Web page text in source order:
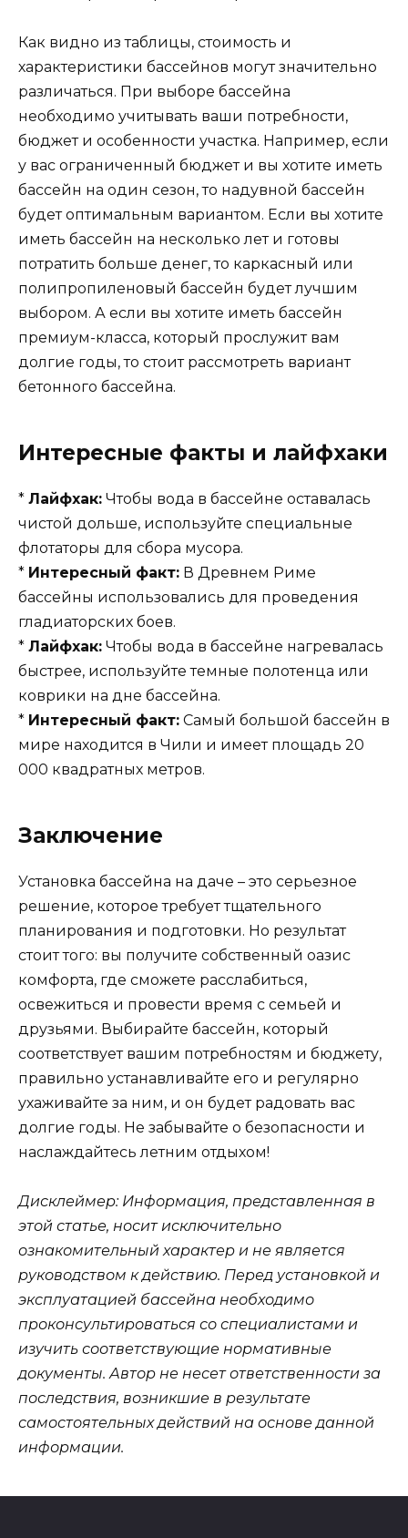
Как видно из таблицы, стоимость и
характеристики бассейнов могут значительно
различаться. При выборе бассейна
необходимо учитывать ваши потребности,
бюджет и особенности участка. Например, если
у вас ограниченный бюджет и вы хотите иметь
бассейн на один сезон, то надувной бассейн
будет оптимальным вариантом. Если вы хотите
иметь бассейн на несколько лет и готовы
потратить больше денег, то каркасный или
полипропиленовый бассейн будет лучшим
выбором. А если вы хотите иметь бассейн
премиум-класса, который прослужит вам
долгие годы, то стоит рассмотреть вариант
бетонного бассейна.
Интересные факты и лайфхаки
* Лайфхак: Чтобы вода в бассейне оставалась
чистой дольше, используйте специальные
флотаторы для сбора мусора.
* Интересный факт: В Древнем Риме
бассейны использовались для проведения
гладиаторских боев.
* Лайфхак: Чтобы вода в бассейне нагревалась
быстрее, используйте темные полотенца или
коврики на дне бассейна.
* Интересный факт: Самый большой бассейн в
мире находится в Чили и имеет площадь 20
000 квадратных метров.
Заключение
Установка бассейна на даче – это серьезное
решение, которое требует тщательного
планирования и подготовки. Но результат
стоит того: вы получите собственный оазис
комфорта, где сможете расслабиться,
освежиться и провести время с семьей и
друзьями. Выбирайте бассейн, который
соответствует вашим потребностям и бюджету,
правильно устанавливайте его и регулярно
ухаживайте за ним, и он будет радовать вас
долгие годы. Не забывайте о безопасности и
наслаждайтесь летним отдыхом!
Дисклеймер: Информация, представленная в
этой статье, носит исключительно
ознакомительный характер и не является
руководством к действию. Перед установкой и
эксплуатацией бассейна необходимо
проконсультироваться со специалистами и
изучить соответствующие нормативные
документы. Автор не несет ответственности за
последствия, возникшие в результате
самостоятельных действий на основе данной
информации.